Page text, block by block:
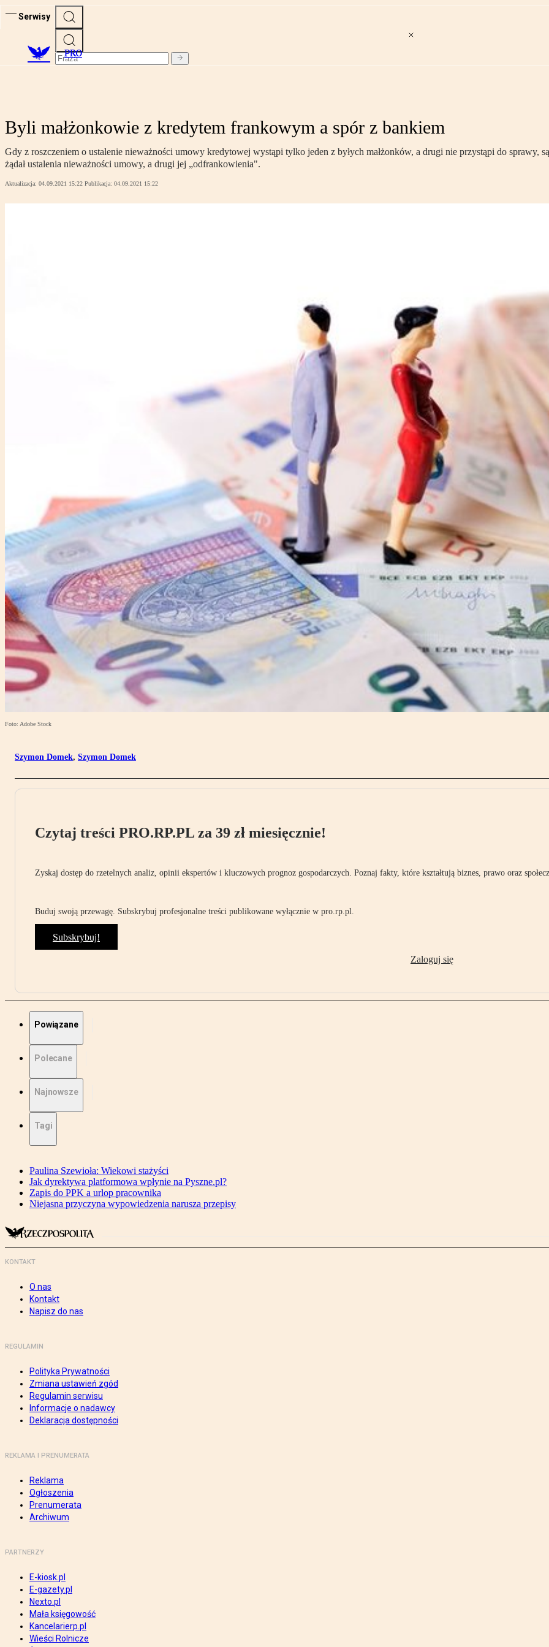
Serwisy
PRO
Byli małżonkowie z kredytem frankowym a spór z bankiem
Gdy z roszczeniem o ustalenie nieważności umowy kredytowej wystąpi tylko jeden z byłych małżonków, a drugi nie przystąpi do sprawy,
żądał ustalenia nieważności umowy, a drugi jej „odfrankowienia".
Aktualizacja: 04.09.2021 15:22 Publikacja: 04.09.2021 15:22
Foto: Adobe Stock
Szymon Domek, Szymon Domek
Czytaj treści PRO.RP.PL za 39 zł miesięcznie!
Zyskaj dostęp do rzetelnych analiz, opinii ekspertów i kluczowych prognoz gospodarczych. Poznaj fakty, które kształtują biznes, prawo oraz
Buduj swoją przewagę. Subskrybuj profesjonalne treści publikowane wyłącznie w pro.rp.pl.
Subskrybuj!
Zaloguj się
Powiązane
Polecane
Najnowsze
Tagi
Paulina Szewioła: Wiekowi stażyści
Jak dyrektywa platformowa wpłynie na Pyszne.pl?
Zapis do PPK a urlop pracownika
Niejasna przyczyna wypowiedzenia narusza przepisy
KONTAKT
O nas
Kontakt
Napisz do nas
REGULAMIN
Polityka Prywatności
Zmiana ustawień zgód
Regulamin serwisu
Informacje o nadawcy
Deklaracja dostępności
REKLAMA I PRENUMERATA
Reklama
Ogłoszenia
Prenumerata
Archiwum
PARTNERZY
E-kiosk.pl
E-gazety.pl
Nexto.pl
Mała księgowość
Kancelarierp.pl
Wieści Rolnicze